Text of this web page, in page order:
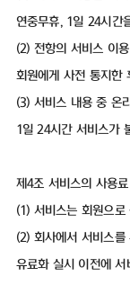
연중무휴, 1일 24시간
(2) 전항의 서비스 이
회원에게 사전 통지한
(3) 서비스 내용 중 온
1일 24시간 서비스가
제4조 서비스의 사용료
(1) 서비스는 회원으
(2) 회사에서 서비스
유료화 실시 이전에